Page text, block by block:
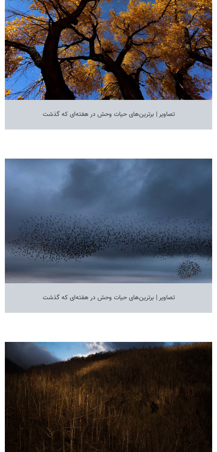
تصاویر | برترین‌های حیات وحش در هفته‌ای که گذشت
تصاویر | برترین‌های حیات وحش در هفته‌ای که گذشت